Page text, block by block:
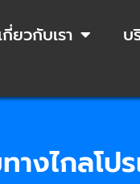
กี่ยวกับเรา บ
างไกลโ